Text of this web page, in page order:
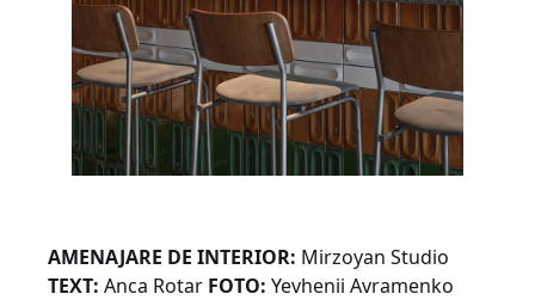
AMENAJARE DE INTERIOR: Mirzoyan Studio
TEXT: Anca Rotar FOTO: Yevhenii Avramenko